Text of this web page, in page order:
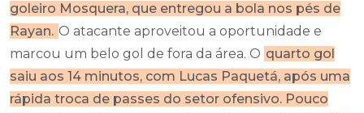
goleiro Mosquera, que entregou a bola nos pés de
Rayan. O atacante aproveitou a oportunidade e
marcou um belo gol de fora da área. O quarto gol
saiu aos 14 minutos, com Lucas Paquetá, após uma
rápida troca de passes do setor ofensivo. Pouco